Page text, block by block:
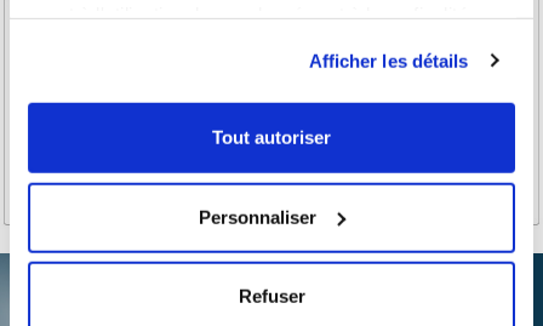
tout moment en consultant la Déclaration relative aux
cookies ou en cliquant sur l'icône de confidentialité.
Collecter des informations sur votre localisation
géographique qui peuvent être précises à plusieurs
mètres près
pour en relever les caractéristiques spécifiques
Afficher les détails
Tout autoriser
Personnaliser
Refuser